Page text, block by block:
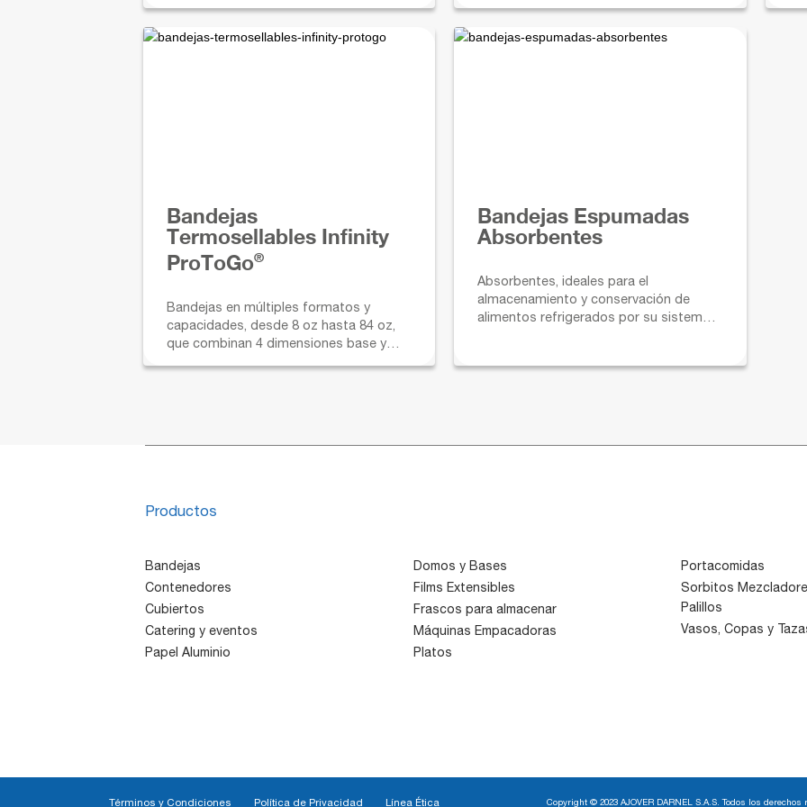
Bandejas
Termosellables Infinity
ProToGo®
Bandejas en múltiples formatos y
capacidades, desde 8 oz hasta 84 oz,
que combinan 4 dimensiones base y
Bandejas Espumadas
Absorbentes
Absorbentes, ideales para el
almacenamiento y conservación de
alimentos refrigerados por su sistema
Productos
Bandejas
Contenedores
Cubiertos
Catering y eventos
Papel Aluminio
Domos y Bases
Films Extensibles
Frascos para almacenar
Máquinas Empacadoras
Platos
Portacomidas
Sorbitos
Palillos
Vasos, Copas y
Términos y Condiciones Política de Privacidad Línea Ética Copyright © 2023 AJOVER DARNEL S.A.S. Todos los derechos